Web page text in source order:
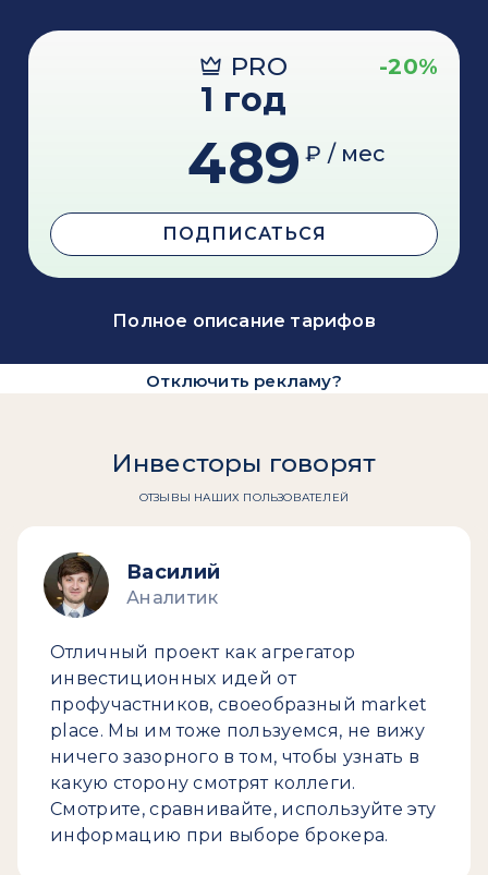
PRO -20%
1 год
489 ₽ / мес
ПОДПИСАТЬСЯ
Полное описание тарифов
Отключить рекламу?
Инвесторы говорят
ОТЗЫВЫ НАШИХ ПОЛЬЗОВАТЕЛЕЙ
Василий
Аналитик
Отличный проект как агрегатор
инвестиционных идей от
профучастников, своеобразный market
place. Мы им тоже пользуемся, не вижу
ничего зазорного в том, чтобы узнать в
какую сторону смотрят коллеги.
Смотрите, сравнивайте, используйте эту
информацию при выборе брокера.